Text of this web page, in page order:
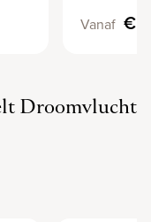
Vanaf €
Droomvlucht